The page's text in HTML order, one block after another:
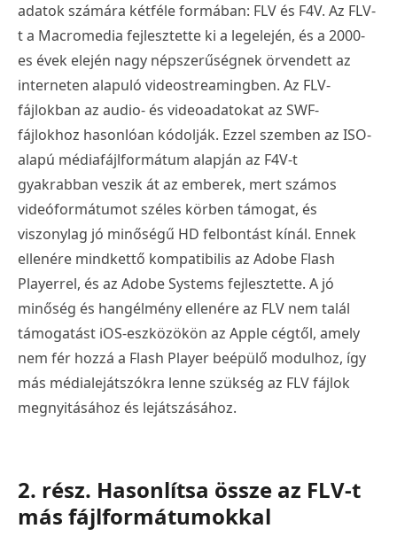
adatok számára kétféle formában: FLV és F4V. Az FLV-
t a Macromedia fejlesztette ki a legelején, és a 2000-
es évek elején nagy népszerűségnek örvendett az
interneten alapuló videostreamingben. Az FLV-
fájlokban az audio- és videoadatokat az SWF-
fájlokhoz hasonlóan kódolják. Ezzel szemben az ISO-
alapú médiafájlformátum alapján az F4V-t
gyakrabban veszik át az emberek, mert számos
videóformátumot széles körben támogat, és
viszonylag jó minőségű HD felbontást kínál. Ennek
ellenére mindkettő kompatibilis az Adobe Flash
Playerrel, és az Adobe Systems fejlesztette. A jó
minőség és hangélmény ellenére az FLV nem talál
támogatást iOS-eszközökön az Apple cégtől, amely
nem fér hozzá a Flash Player beépülő modulhoz, így
más médialejátszókra lenne szükség az FLV fájlok
megnyitásához és lejátszásához.
2. rész. Hasonlítsa össze az FLV-t
más fájlformátumokkal